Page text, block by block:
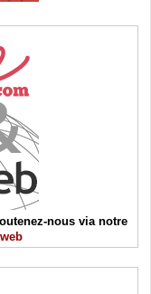
nous via notre